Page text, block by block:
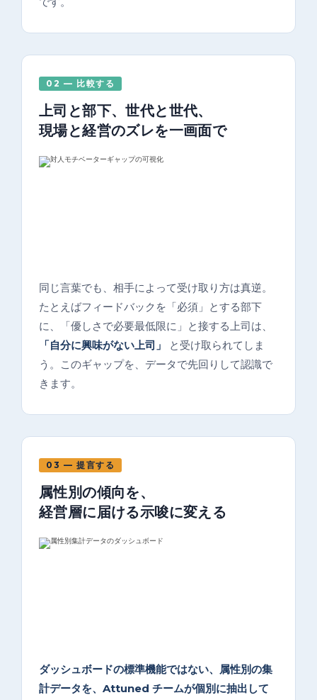
02 — 比較する
上司と部下、世代と世代、
現場と経営のズレを一画面で
同じ言葉でも、相手によって受け取り方は真逆。
たとえばフィードバックを「必須」とする部下
に、「優しさで必要最低限に」と接する上司は、
「自分に興味がない上司」
と受け取られてしま
う。このギャップを、データで先回りして認識で
きます。
03 — 提言する
属性別の傾向を、
経営層に届ける示唆に変える
ダッシュボードの標準機能ではない、属性別の集
計データを、Attuned チームが個別に抽出して